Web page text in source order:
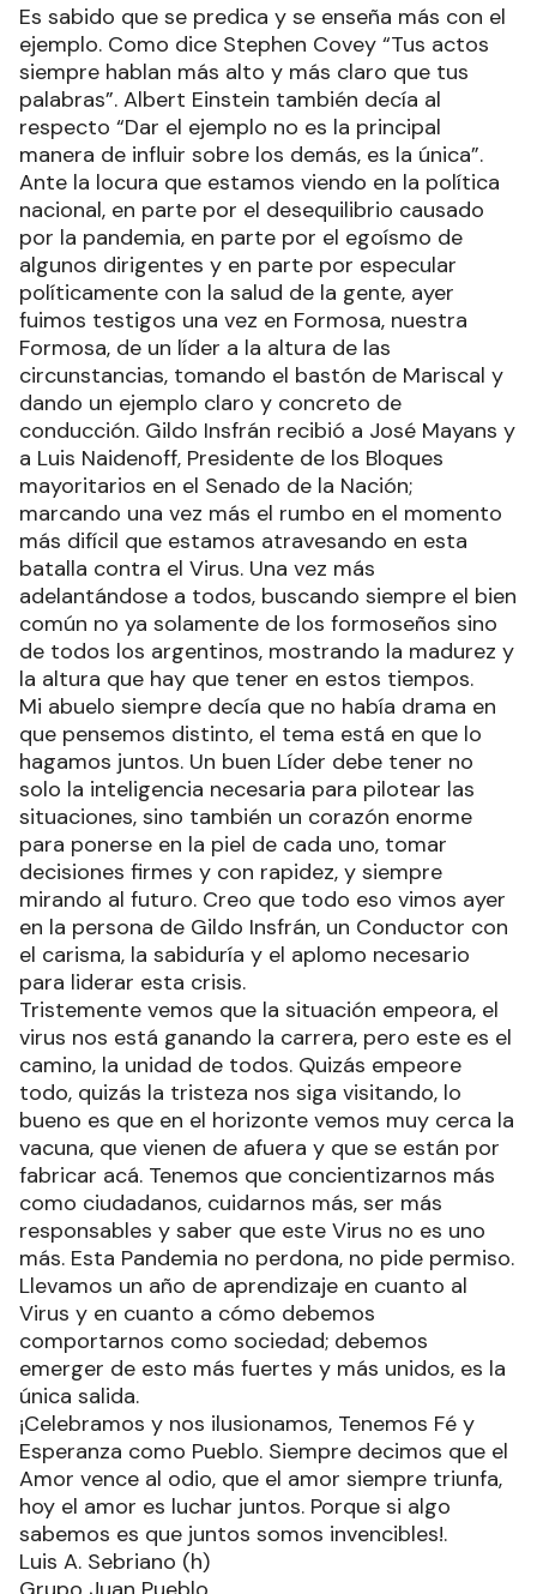
Es sabido que se predica y se enseña más con el
ejemplo. Como dice Stephen Covey “Tus actos
siempre hablan más alto y más claro que tus
palabras”. Albert Einstein también decía al
respecto “Dar el ejemplo no es la principal
manera de influir sobre los demás, es la única”.
Ante la locura que estamos viendo en la política
nacional, en parte por el desequilibrio causado
por la pandemia, en parte por el egoísmo de
algunos dirigentes y en parte por especular
políticamente con la salud de la gente, ayer
fuimos testigos una vez en Formosa, nuestra
Formosa, de un líder a la altura de las
circunstancias, tomando el bastón de Mariscal y
dando un ejemplo claro y concreto de
conducción. Gildo Insfrán recibió a José Mayans y
a Luis Naidenoff, Presidente de los Bloques
mayoritarios en el Senado de la Nación;
marcando una vez más el rumbo en el momento
más difícil que estamos atravesando en esta
batalla contra el Virus. Una vez más
adelantándose a todos, buscando siempre el bien
común no ya solamente de los formoseños sino
de todos los argentinos, mostrando la madurez y
la altura que hay que tener en estos tiempos.
Mi abuelo siempre decía que no había drama en
que pensemos distinto, el tema está en que lo
hagamos juntos. Un buen Líder debe tener no
solo la inteligencia necesaria para pilotear las
situaciones, sino también un corazón enorme
para ponerse en la piel de cada uno, tomar
decisiones firmes y con rapidez, y siempre
mirando al futuro. Creo que todo eso vimos ayer
en la persona de Gildo Insfrán, un Conductor con
el carisma, la sabiduría y el aplomo necesario
para liderar esta crisis.
Tristemente vemos que la situación empeora, el
virus nos está ganando la carrera, pero este es el
camino, la unidad de todos. Quizás empeore
todo, quizás la tristeza nos siga visitando, lo
bueno es que en el horizonte vemos muy cerca la
vacuna, que vienen de afuera y que se están por
fabricar acá. Tenemos que concientizarnos más
como ciudadanos, cuidarnos más, ser más
responsables y saber que este Virus no es uno
más. Esta Pandemia no perdona, no pide permiso.
Llevamos un año de aprendizaje en cuanto al
Virus y en cuanto a cómo debemos
comportarnos como sociedad; debemos
emerger de esto más fuertes y más unidos, es la
única salida.
¡Celebramos y nos ilusionamos, Tenemos Fé y
Esperanza como Pueblo. Siempre decimos que el
Amor vence al odio, que el amor siempre triunfa,
hoy el amor es luchar juntos. Porque si algo
sabemos es que juntos somos invencibles!.
Luis A. Sebriano (h)